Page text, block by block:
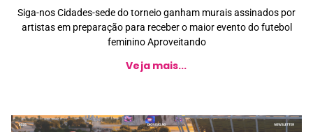
Siga-nos Cidades-sede do torneio ganham murais assinados por
artistas em preparação para receber o maior evento do futebol
feminino Aproveitando
Veja mais...